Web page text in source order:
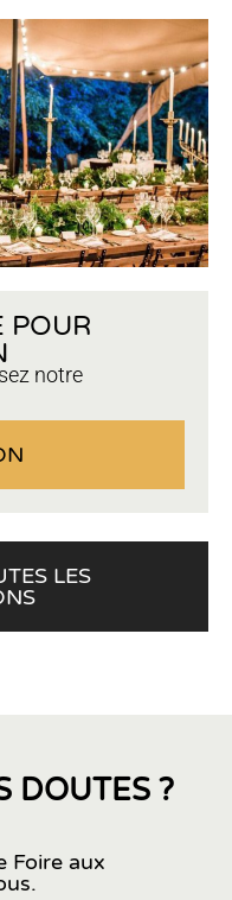
POUR
notre
LES
DOUTES ?
Foire aux